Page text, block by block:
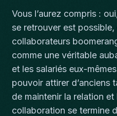
Vous l’aurez compris :
se retrouver est
collaborateurs
comme une véritable
et les salariés eux-
pouvoir attirer d’anciens
de maintenir la relation
collaboration se termine